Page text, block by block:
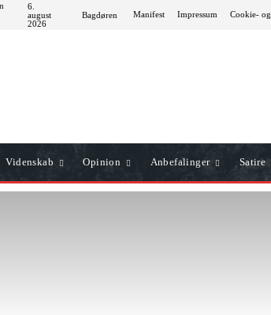
6.
august
2026
Bagdøren Manifest Impressum Cookie-
Videnskab Opinion Anbefalinger Satire